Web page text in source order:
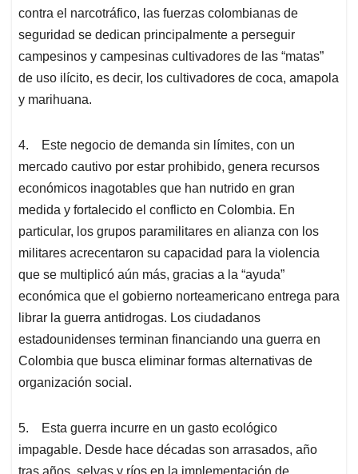
contra el narcotráfico, las fuerzas colombianas de
seguridad se dedican principalmente a perseguir
campesinos y campesinas cultivadores de las “matas”
de uso ilícito, es decir, los cultivadores de coca, amapola
y marihuana.
4. Este negocio de demanda sin límites, con un
mercado cautivo por estar prohibido, genera recursos
económicos inagotables que han nutrido en gran
medida y fortalecido el conflicto en Colombia. En
particular, los grupos paramilitares en alianza con los
militares acrecentaron su capacidad para la violencia
que se multiplicó aún más, gracias a la “ayuda”
económica que el gobierno norteamericano entrega para
librar la guerra antidrogas. Los ciudadanos
estadounidenses terminan financiando una guerra en
Colombia que busca eliminar formas alternativas de
organización social.
5. Esta guerra incurre en un gasto ecológico
impagable. Desde hace décadas son arrasados, año
tras años, selvas y ríos en la implementación de